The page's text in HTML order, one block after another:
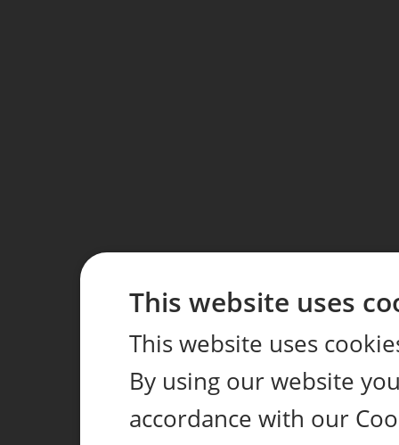
This website uses
This website uses
By using our website
accordance with our